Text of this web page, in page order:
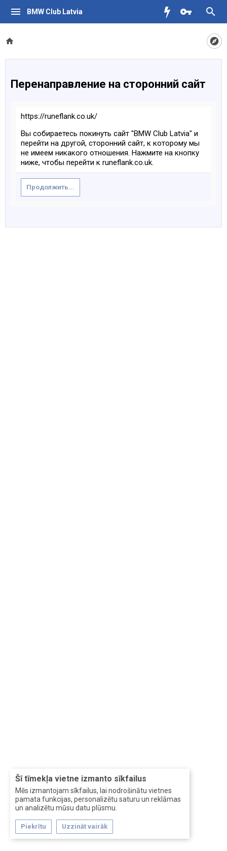
BMW Club Latvia
Šī tīmekļa vietne izmanto sīkfailus
Mēs izmantojam sīkfailus, lai nodrošinātu vietnes
pamata funkcijas, personalizētu saturu un reklāmas
un analizētu mūsu datu plūsmu.
Piekrītu Uzzināt vairāk
Перенаправление на сторонний сайт
https://runeflank.co.uk/
Вы собираетесь покинуть сайт "BMW Club Latvia" и
перейти на другой, сторонний сайт, к которому мы
не имеем никакого отношения. Нажмите на кнопку
ниже, чтобы перейти к runeflank.co.uk.
Продолжить...